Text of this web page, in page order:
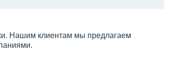
Нашим клиентам мы предлагаем